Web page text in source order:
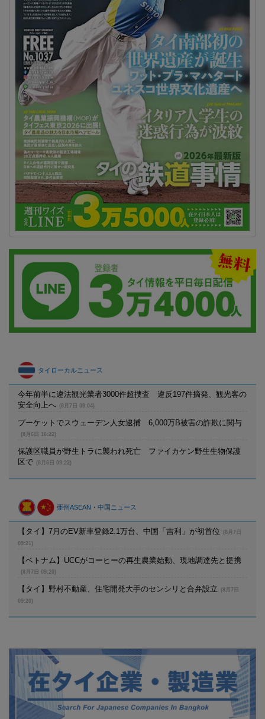
タイローカルニュース
今年前半に違法観光業者3000件超捜査 違反197件摘発、観光客の
安全向上へ
(8月7日 09:04)
プーケットでスウェーデン人女逮捕 6,000万B被害の詐欺に関与
(8月6日 16:22)
保護区職員が野生トラに襲われ死亡 ファイカケン野生生物保護
区で
(8月6日 09:22)
亜州ASEAN・中国ニュース
【タイ】7月のEV新車登録2.1万台、中国「吉利」が初首位
(8月7日
09:21)
【ベトナム】UCCがコーヒーの再生農業始動、現地調達先と提携
(8月7日 09:20)
【タイ】野村不動産、住宅開発大手のセンシリと合弁設立
(8月7日
09:20)